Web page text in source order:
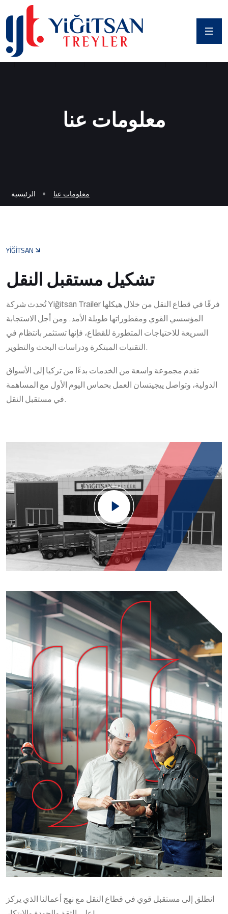
معلومات عنا
الرئيسية معلومات عنا
YİĞİTSAN
تشكيل مستقبل النقل
تُحدث شركة Yiğitsan Trailer فرقًا في قطاع النقل من خلال هيكلها
المؤسسي القوي ومقطوراتها طويلة الأمد. ومن أجل الاستجابة
السريعة للاحتياجات المتطورة للقطاع، فإنها تستثمر بانتظام في
التقنيات المبتكرة ودراسات البحث والتطوير.
تقدم مجموعة واسعة من الخدمات بدءًا من تركيا إلى الأسواق
الدولية، وتواصل ييجيتسان العمل بحماس اليوم الأول مع المساهمة
في مستقبل النقل.
انطلق إلى مستقبل قوي في قطاع النقل مع نهج أعمالنا الذي يركز